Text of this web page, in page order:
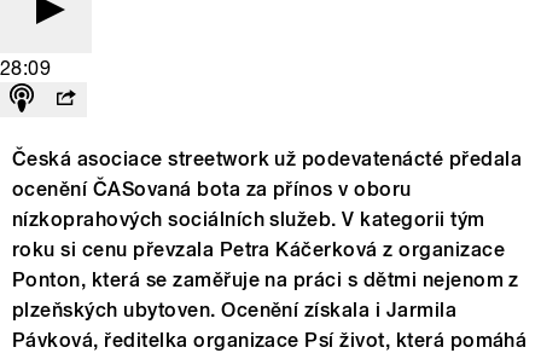
28:09
Česká asociace streetwork už podevatenácté předala
ocenění ČASovaná bota za přínos v oboru
nízkoprahových sociálních služeb. V kategorii tým
roku si cenu převzala Petra Káčerková z organizace
Ponton, která se zaměřuje na práci s dětmi nejenom z
plzeňských ubytoven. Ocenění získala i Jarmila
Pávková, ředitelka organizace Psí život, která pomáhá